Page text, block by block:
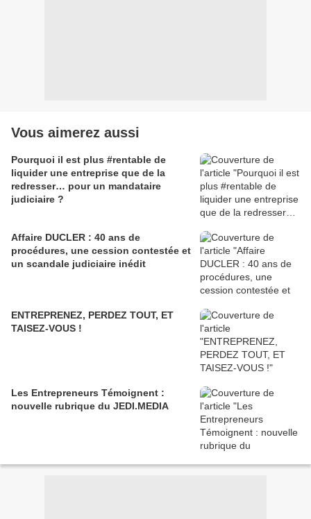
Vous aimerez aussi
Pourquoi il est plus #rentable de
liquider une entreprise que de la
redresser… pour un mandataire
judiciaire ?
Affaire DUCLER : 40 ans de
procédures, une cession contestée et
un scandale judiciaire inédit
ENTREPRENEZ, PERDEZ TOUT, ET
TAISEZ-VOUS !
Les Entrepreneurs Témoignent :
nouvelle rubrique du JEDI.MEDIA